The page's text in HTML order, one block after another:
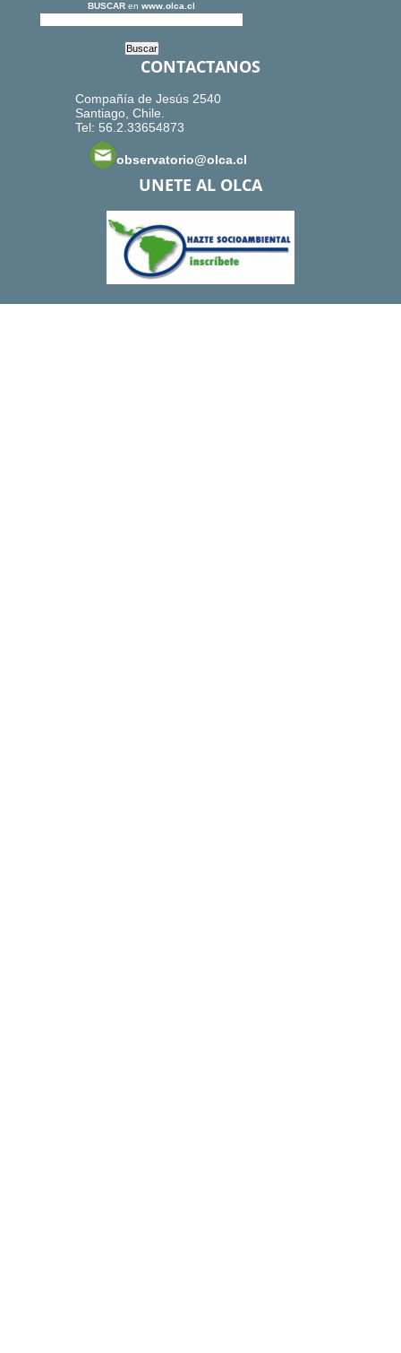
BUSCAR en www.olca.cl
CONTACTANOS
Compañía de Jesús 2540
Santiago, Chile.
Tel: 56.2.33654873
observatorio@olca.cl
UNETE AL OLCA